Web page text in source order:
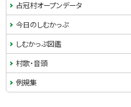
占冠村オープンデータ
今日のしむかっぷ
しむかっぷ図鑑
村歌・音頭
例規集